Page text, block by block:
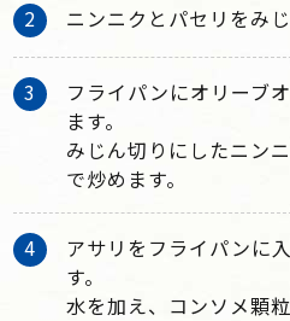
ニンニクとパセリをみ
フライパンにオリーブ
ます。
みじん切りにしたニン
で炒めます。
アサリをフライパンに
す。
水を加え、コンソメ顆粒